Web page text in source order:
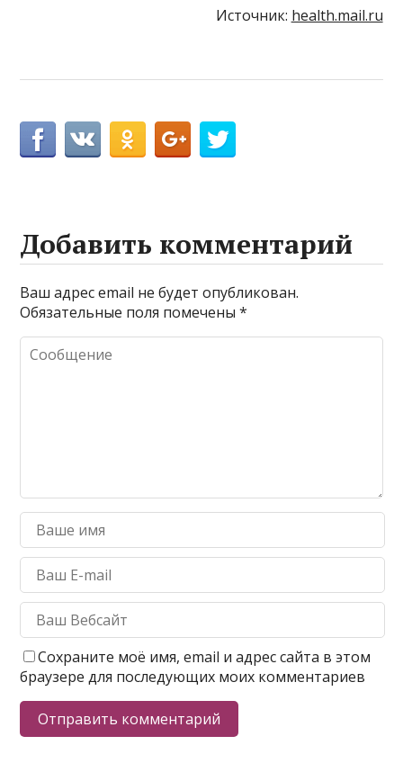
Источник: health.mail.ru
Добавить комментарий
Ваш адрес email не будет опубликован.
Обязательные поля помечены*
Сохраните моё имя, email и адрес сайта в этом
браузере для последующих моих комментариев